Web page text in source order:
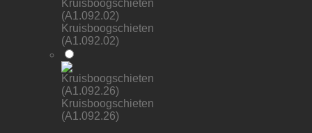
Kruisboogschieten
(A1.092.02)
Kruisboogschieten
(A1.092.26)